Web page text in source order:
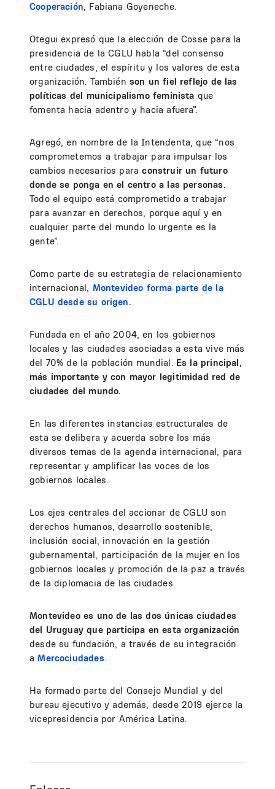
Cooperación, Fabiana Goyeneche.
Otegui expresó que la elección de Cosse para la
presidencia de la CGLU habla “del consenso
entre ciudades, el espíritu y los valores de esta
organización. También son un fiel reflejo de las
políticas del municipalismo feminista que
fomenta hacia adentro y hacia afuera”.
Agregó, en nombre de la Intendenta, que “nos
comprometemos a trabajar para impulsar los
cambios necesarios paraconstruir un futuro
donde se ponga en el centro a las personas.
Todo el equipo está comprometido a trabajar
para avanzar en derechos, porque aquí y en
cualquier parte del mundo lo urgente es la
gente”.
Como parte de su estrategia de relacionamiento
internacional, Montevideo forma parte de la
CGLU desde su origen.
Fundada en el año 2004, en los gobiernos
locales y las ciudades asociadas a esta vive más
del 70% de la población mundial. Es la principal,
más importante y con mayor legitimidad red de
ciudades del mundo.
En las diferentes instancias estructurales de
esta se delibera y acuerda sobre los más
diversos temas de la agenda internacional, para
representar y amplificar las voces de los
gobiernos locales.
Los ejes centrales del accionar de CGLU son
derechos humanos, desarrollo sostenible,
inclusión social, innovación en la gestión
gubernamental, participación de la mujer en los
gobiernos locales y promoción de la paz a través
de la diplomacia de las ciudades.
Montevideo es uno de las dos únicas ciudades
del Uruguay que participa en esta organización
desde su fundación, a través de su integración
aMercociudades.
Ha formado parte del Consejo Mundial y del
bureau ejecutivo y además, desde 2019 ejerce la
vicepresidencia por América Latina.